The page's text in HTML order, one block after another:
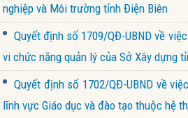
nghiệp và Môi trường tỉnh Điện Biên
Quyết định số 1709/QĐ-UBND về
vi chức năng quản lý của Sở Xây dựng
Quyết định số 1702/QĐ-UBND về
lĩnh vực Giáo dục và đào tạo thuộc hệ